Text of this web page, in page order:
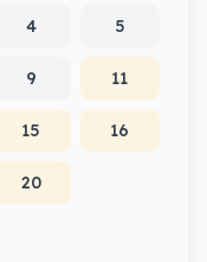
4 5
9 11
15 16
20